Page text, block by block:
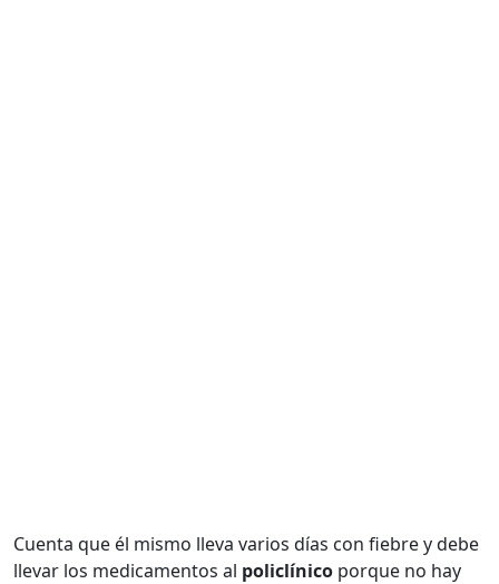
Cuenta que él mismo lleva varios días con fiebre y debe
llevar los medicamentos al policlínico porque no hay